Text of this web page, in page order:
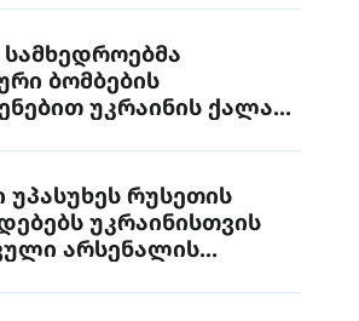
ბომბების
უკრაინის ქალაქ
უპასუხეს რუსეთის
უკრაინისთვის
არსენალის